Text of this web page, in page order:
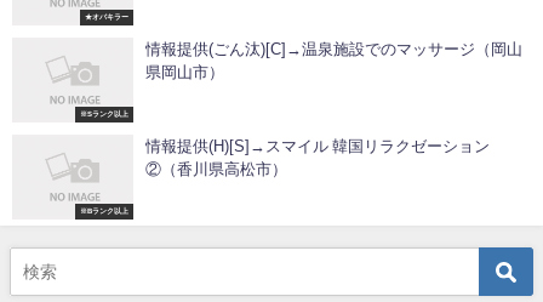
★オバキラー
※Sランク以上
情報提供(ごん汰)[C]→温泉施設でのマッサージ（岡山
県岡山市）
※Bランク以上
情報提供(H)[S]→スマイル 韓国リラクゼーション
②（香川県高松市）